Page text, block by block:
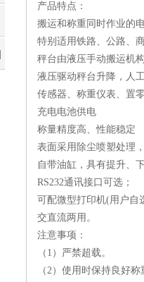
产品特点：
搬运和称重同时作业的
特别适用铁路、公路、
秤台由液压手动搬运机
液压驱动秤台升降，人
传感器、称重仪表、置
充电电池供电
称量精度高、性能稳定
表面采用除尘喷塑处理
自带油缸，具有提升、
RS232通讯接口可选；
可配微型打印机(用户自
交直流两用。
注意事项：
（1）严禁超载。
（2）使用时保持良好